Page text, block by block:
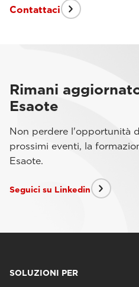
Contattaci
Rimani
Esaote
Non perdere l'opportunità
prossimi eventi, la
Esaote.
Seguici su Linkedin
SOLUZIONI PER